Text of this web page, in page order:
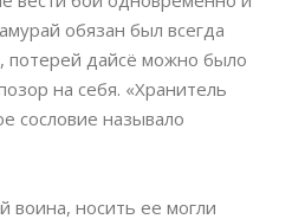
обязан был всегда
потерей дайсё можно было
на себя. «Хранитель
сословие называло
воина, носить ее могли